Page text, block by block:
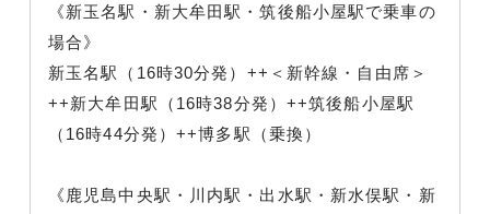
《新玉名駅・新大牟田駅・筑後船小屋駅で乗車の
場合》
新玉名駅（16時30分発）++＜新幹線・自由席＞
++新大牟田駅（16時38分発）++筑後船小屋駅
（16時44分発）++博多駅（乗換）
《鹿児島中央駅・川内駅・出水駅・新水俣駅・新